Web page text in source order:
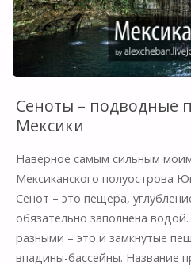
Сеноты – подводные
Мексики
Наверное самым сильным
Мексиканского полуострова
Сенот – это пещера,
обязательно заполнена
разными – это и замкнутые
впадины-бассейны. Название